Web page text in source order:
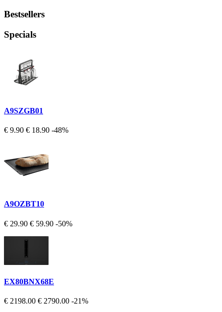
Bestsellers
Specials
A9SZGB01
€ 9.90 € 18.90 -48%
A9OZBT10
€ 29.90 € 59.90 -50%
EX80BNX68E
€ 2198.00 € 2790.00 -21%